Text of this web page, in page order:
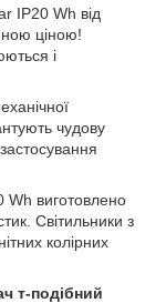
IP20 Wh від
ціною!
і
чудову
Wh виготовлено
Світильники з
колірних
т-подібний